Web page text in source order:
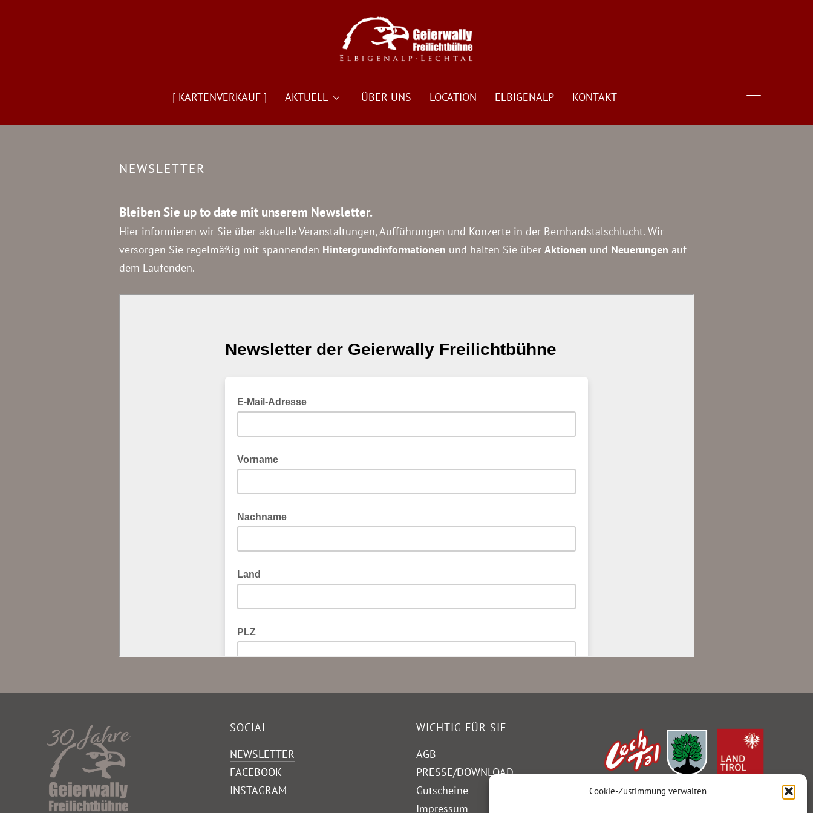
Cookie-Zustimmung verwalten
TOGGLE
[ KARTENVERKAUF ] AKTUELL ÜBER UNS LOCATION ELBIGENALP KONTAKT
NEWSLETTER
Bleiben Sie up to date mit unserem Newsletter.
Hier informieren wir Sie über aktuelle Veranstaltungen, Aufführungen und Konzerte in der Bernhardstalschlucht. Wir
versorgen Sie regelmäßig mit spannenden Hintergrundinformationen und halten Sie über Aktionen und Neuerungen auf
dem Laufenden.
SOCIAL
NEWSLETTER
FACEBOOK
INSTAGRAM
WICHTIG FÜR SIE
AGB
PRESSE/DOWNLOAD
Gutscheine
Impressum